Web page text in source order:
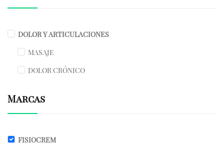
DOLOR Y ARTICULACIONES
MASAJE
DOLOR CRÓNICO
Marcas
FISIOCREM